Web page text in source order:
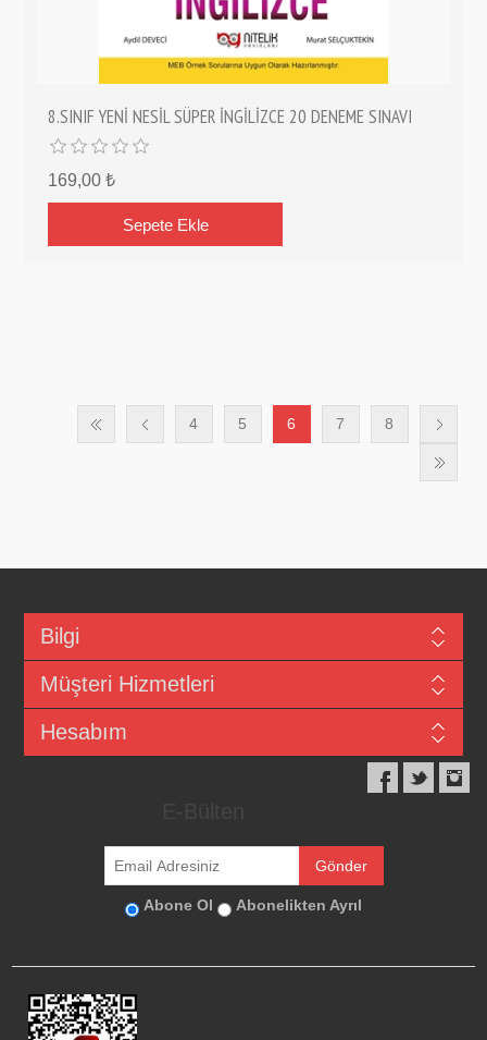
8.SINIF YENİ NESİL SÜPER İNGİLİZCE 20 DENEME SINAVI
169,00 ₺
4 5 6 7 8
Bilgi
Müşteri Hizmetleri
Hesabım
Abone Ol Abonelikten Ayrıl